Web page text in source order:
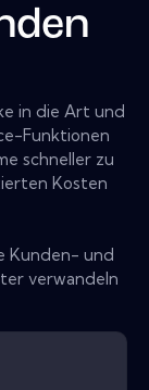
in die Art und
Funktionen
schneller zu
Kosten
Kunden- und
verwandeln